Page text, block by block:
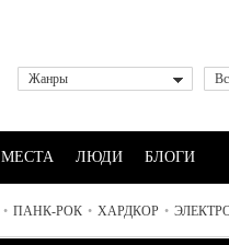
Жанры
МЕСТА ЛЮДИ БЛОГИ
• ПАНК-РОК • ХАРДКОР •